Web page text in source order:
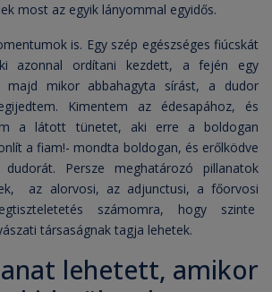
most az egyik lányommal egyidős.
is. Egy szép egészséges fiúcskát
azonnal ordítani kezdett, a fején egy
majd mikor abbahagyta sírást, a dudor
Kimentem az édesapához, és
a látott tünetet, aki erre a boldogan
a fiam!- mondta boldogan, és erőlködve
Persze meghatározó pillanatok
az alorvosi, az adjunctusi, a főorvosi
számomra, hogy szinte
társaságnak tagja lehetek.
lehetett, amikor